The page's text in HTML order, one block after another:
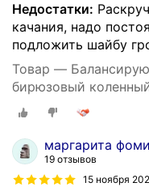
Недостатки:
качания, надо
подложить шайбу
Товар —
бирюзовый
взрослых
маргарита
19 отзывов
15 ноября